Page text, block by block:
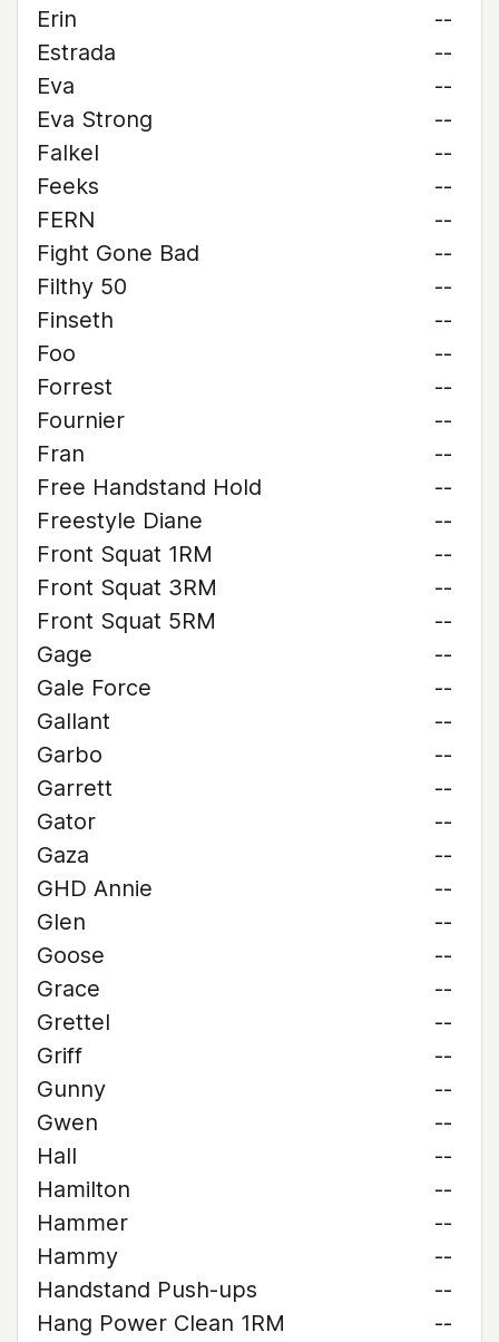
Erin
--
Estrada
--
Eva
--
Eva Strong
--
Falkel
--
Feeks
--
FERN
--
Fight Gone Bad
--
Filthy 50
--
Finseth
--
Foo
--
Forrest
--
Fournier
--
Fran
--
Free Handstand Hold
--
Freestyle Diane
--
Front Squat 1RM
--
Front Squat 3RM
--
Front Squat 5RM
--
Gage
--
Gale Force
--
Gallant
--
Garbo
--
Garrett
--
Gator
--
Gaza
--
GHD Annie
--
Glen
--
Goose
--
Grace
--
Grettel
--
Griff
--
Gunny
--
Gwen
--
Hall
--
Hamilton
--
Hammer
--
Hammy
--
Handstand Push-ups
--
Hang Power Clean 1RM
--